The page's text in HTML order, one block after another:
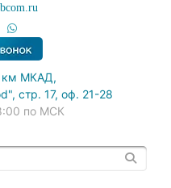
км МКАД,
стр. 17, оф. 21-28
по МСК